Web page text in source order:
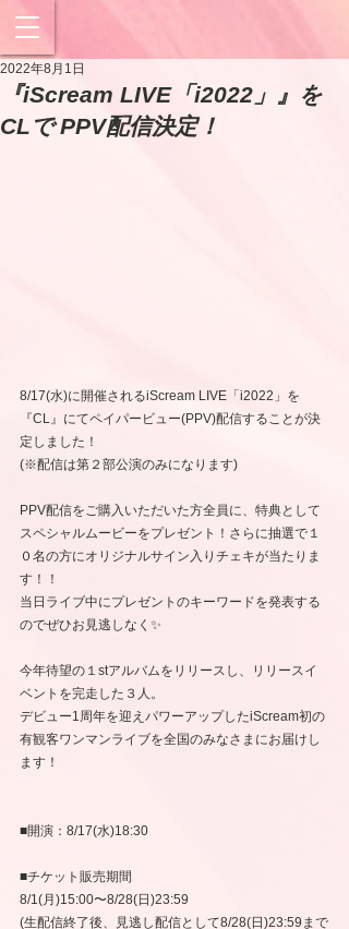
『iScream LIVE「i2022」』を
CLで PPV配信決定！
2022年8月1日
8/17(水)に開催されるiScream LIVE「i2022」を
『CL』にてペイパービュー(PPV)配信することが決
定しました！
(※配信は第２部公演のみになります)
PPV配信をご購入いただいた方全員に、特典として
スペシャルムービーをプレゼント！さらに抽選で１
０名の方にオリジナルサイン入りチェキが当たりま
す！！
当日ライブ中にプレゼントのキーワードを発表する
のでぜひお見逃しなく✨
今年待望の１stアルバムをリリースし、リリースイ
ベントを完走した３人。
デビュー1周年を迎えパワーアップしたiScream初の
有観客ワンマンライブを全国のみなさまにお届けし
ます！
■開演：8/17(水)18:30
■チケット販売期間
8/1(月)15:00〜8/28(日)23:59
(生配信終了後、見逃し配信として8/28(日)23:59まで